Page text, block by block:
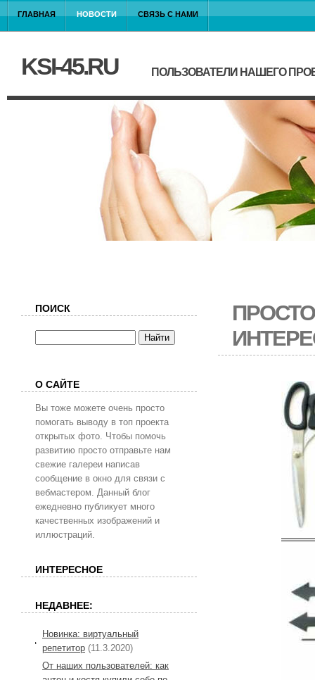
ГЛАВНАЯ НОВОСТИ СВЯЗЬ С НАМИ
KSI-45.RU ПОЛЬЗОВАТЕЛИ НАШЕГО
ПОИСК
О САЙТЕ
Вы тоже можете очень просто
помогать выводу в топ проекта
открытых фото. Чтобы помочь
развитию просто отправьте нам
свежие галереи написав
сообщение в окно для связи с
вебмастером. Данный блог
ежедневно публикует много
качественных изображений и
иллюстраций.
ИНТЕРЕСНОЕ
НЕДАВНЕЕ:
Новинка: виртуальный
репетитор (11.3.2020)
От наших пользователей: как